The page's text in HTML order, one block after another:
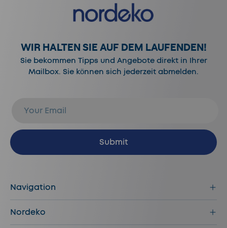
WIR HALTEN SIE AUF DEM LAUFENDEN!
Sie bekommen Tipps und Angebote direkt in Ihrer
Mailbox. Sie können sich jederzeit abmelden.
Abonnieren
Submit
Navigation
Nordeko